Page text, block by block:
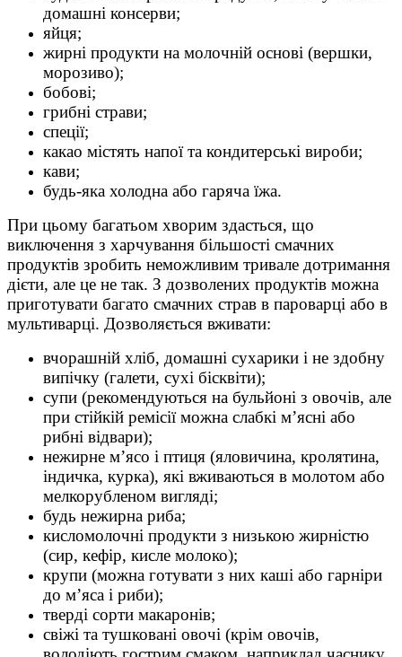
домашні консерви;
яйця;
жирні продукти на молочній основі (вершки,
морозиво);
бобові;
грибні страви;
спеції;
какао містять напої та кондитерські вироби;
кави;
будь-яка холодна або гаряча їжа.
При цьому багатьом хворим здасться, що
виключення з харчування більшості смачних
продуктів зробить неможливим тривале дотримання
дієти, але це не так. З дозволених продуктів можна
приготувати багато смачних страв в пароварці або в
мультиварці. Дозволяється вживати:
вчорашній хліб, домашні сухарики і не здобну
випічку (галети, сухі бісквіти);
супи (рекомендуються на бульйоні з овочів, але
при стійкій ремісії можна слабкі м’ясні або
рибні відвари);
нежирне м’ясо і птиця (яловичина, кролятина,
індичка, курка), які вживаються в молотом або
мелкорубленом вигляді;
будь нежирна риба;
кисломолочні продукти з низькою жирністю
(сир, кефір, кисле молоко);
крупи (можна готувати з них каші або гарніри
до м’яса і риби);
тверді сорти макаронів;
свіжі та тушковані овочі (крім овочів,